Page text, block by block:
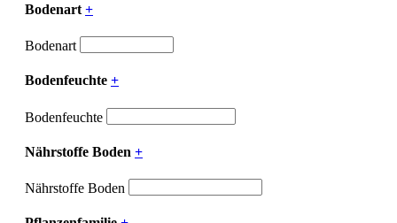
Bodenart +
Bodenart
Bodenfeuchte +
Bodenfeuchte
Nährstoffe Boden +
Nährstoffe Boden